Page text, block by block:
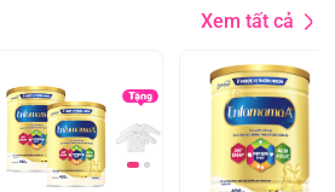
Xem tất cả